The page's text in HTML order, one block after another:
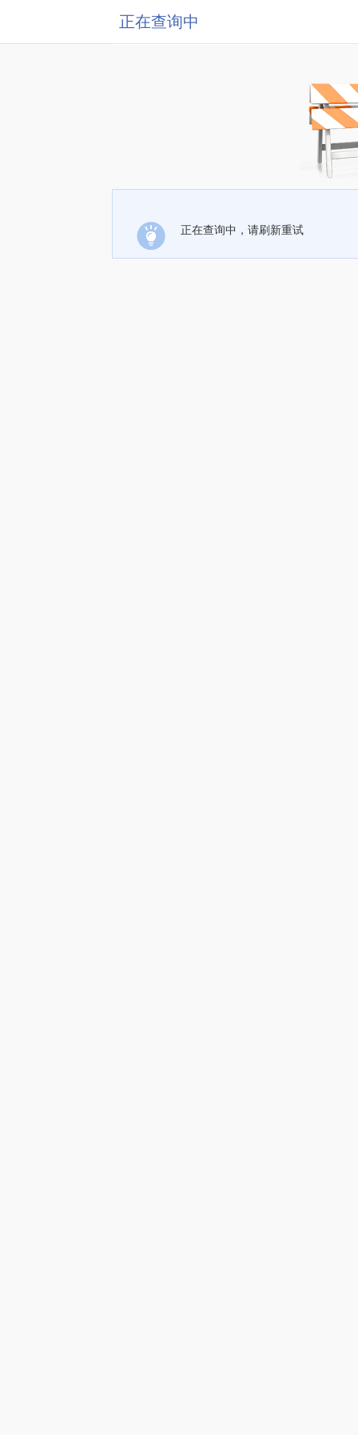
正在查询中
正在查询中，请刷新重试